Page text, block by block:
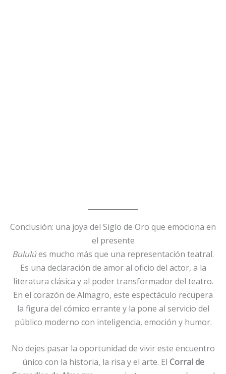
Conclusión: una joya del Siglo de Oro que emociona en
el presente
Bululúes mucho más que una representación teatral.
Es una declaración de amor al oficio del actor, a la
literatura clásica y al poder transformador del teatro.
En el corazón de Almagro, este espectáculo recupera
la figura del cómico errante y la pone al servicio del
público moderno con inteligencia, emoción y humor.
No dejes pasar la oportunidad de vivir este encuentro
único con la historia, la risa y el arte. El Corral de